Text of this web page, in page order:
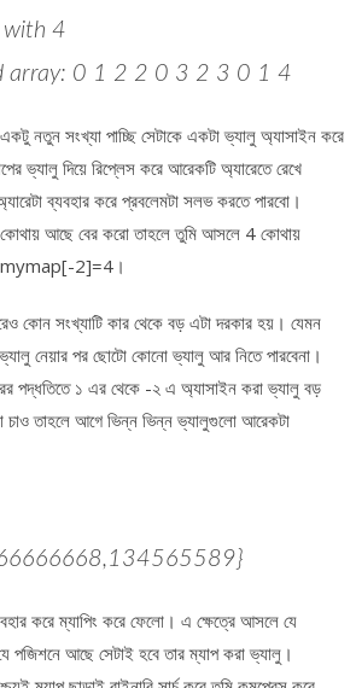
with 4
array: 0 1 2 2 0 3 2 3 0 1 4
নতুন সংখ্যা পাচ্ছি সেটাকে একটা ভ্যালু অ্যাসাইন করে
ভ্যালু দিয়ে রিপ্লেস করে আরেকটি অ্যারেতে রেখে
ব্যবহার করে প্রবলেমটা সলভ করতে পারবো।
আছে বের করো তাহলে তুমি আসলে 4 কোথায়
mymap[-2]=4।
কোন সংখ্যাটি কার থেকে বড় এটা দরকার হয়। যেমন
নেয়ার পর ছোটো কোনো ভ্যালু আর নিতে পারবেনা।
পদ্ধতিতে ১ এর থেকে -২ এ অ্যাসাইন করা ভ্যালু বড়
চাও তাহলে আগে ভিন্ন ভিন্ন ভ্যালুগুলো আরেকটা
করে ম্যাপিং করে ফেলো। এ ক্ষেত্রে আসলে যে
পজিশনে আছে সেটাই হবে তার ম্যাপ করা ভ্যালু।